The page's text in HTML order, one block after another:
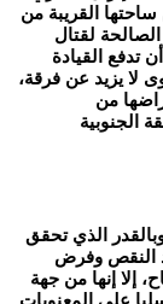
القريبة من
لقتال
تدفع القيادة
لا يزيد عن فرقة،
من
الجنوبية
وبالقدر الذي تحقق
النقص وفرض
إلا إنها من جهة